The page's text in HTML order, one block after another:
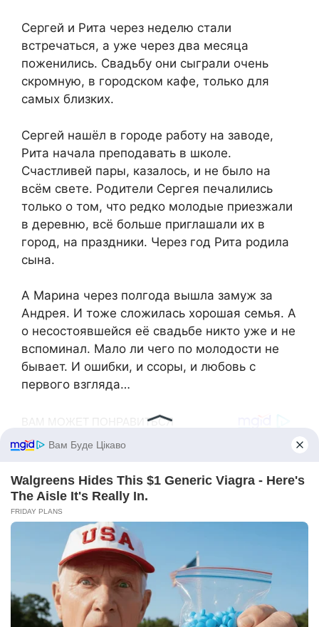
Сергей и Рита через неделю стали
встречаться, а уже через два месяца
поженились. Свадьбу они сыграли очень
скромную, в городском кафе, только для
самых близких.
Сергей нашёл в городе работу на заводе,
Рита начала преподавать в школе.
Счастливей пары, казалось, и не было на
всём свете. Родители Сергея печалились
только о том, что редко молодые приезжали
в деревню, всё больше приглашали их в
город, на праздники. Через год Рита родила
сына.
А Марина через полгода вышла замуж за
Андрея. И тоже сложилась хорошая семья. А
о несостоявшейся её свадьбе никто уже и не
вспоминал. Мало ли чего по молодости не
бывает. И ошибки, и ссоры, и любовь с
первого взгляда…